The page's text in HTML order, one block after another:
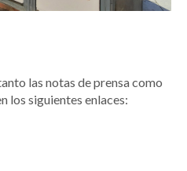
las notas de prensa como
los siguientes enlaces: